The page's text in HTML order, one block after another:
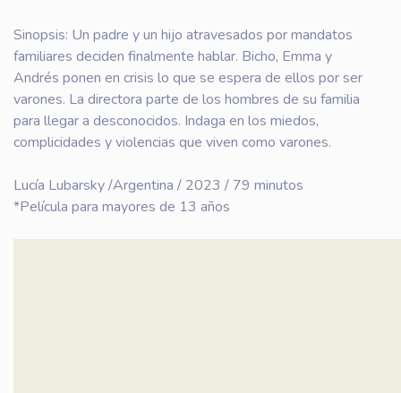
Sinopsis: Un padre y un hijo atravesados por mandatos
familiares deciden finalmente hablar. Bicho, Emma y
Andrés ponen en crisis lo que se espera de ellos por ser
varones. La directora parte de los hombres de su familia
para llegar a desconocidos. Indaga en los miedos,
complicidades y violencias que viven como varones.
Lucía Lubarsky /Argentina / 2023 / 79 minutos
*Película para mayores de 13 años